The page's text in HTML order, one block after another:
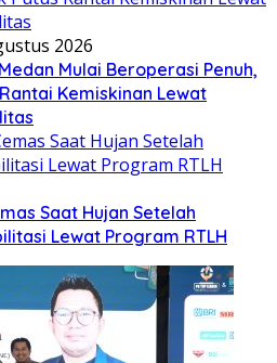
2026
Mulai Beroperasi Penuh,
Kemiskinan Lewat
Saat Hujan Setelah
Lewat Program RTLH